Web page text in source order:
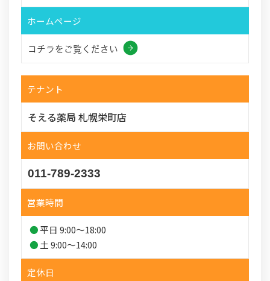
ホームページ
コチラをご覧ください
テナント
そえる薬局 札幌栄町店
お問い合わせ
011-789-2333
営業時間
平日 9:00～18:00
土 9:00～14:00
定休日